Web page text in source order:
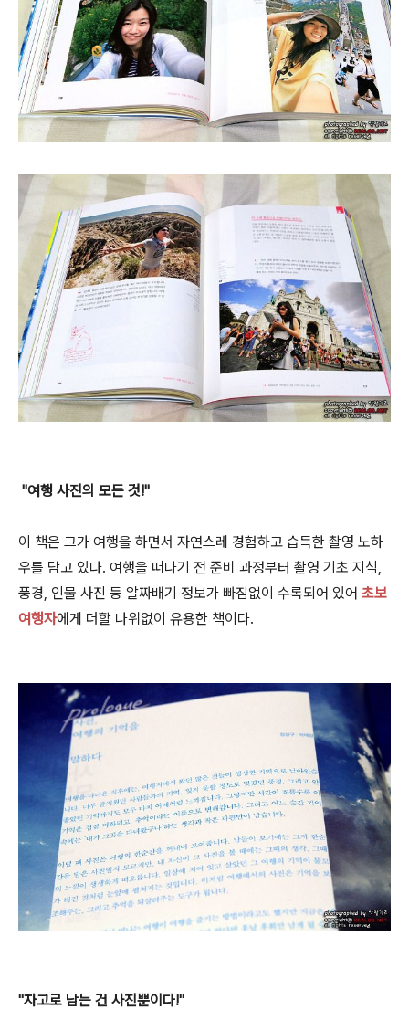
"여행 사진의 모든 것!"
이 책은 그가 여행을 하면서 자연스레 경험하고 습득한 촬영 노하
우를 담고 있다. 여행을 떠나기 전 준비 과정부터 촬영 기초 지식,
풍경, 인물 사진 등 알짜배기 정보가 빠짐없이 수록되어 있어 초보
여행자에게 더할 나위없이 유용한 책이다.
"자고로 남는 건 사진뿐이다!"